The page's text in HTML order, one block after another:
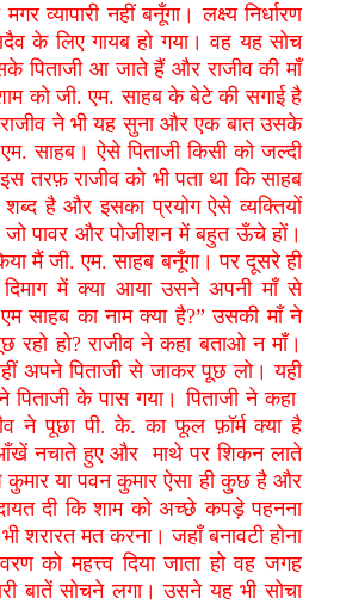
व्यापारी नहीं बनूँगा। लक्ष्य निर्धारण
के लिए गायब हो गया। वह यह सोच
पिताजी आ जाते हैं और राजीव की माँ
को जी. एम. साहब के बेटे की सगाई है
ने भी यह सुना और एक बात उसके
साहब। ऐसे पिताजी किसी को जल्दी
तरफ़ राजीव को भी पता था कि साहब
है और इसका प्रयोग ऐसे व्यक्तियों
जो पावर और पोजीशन में बहुत ऊँचे हों।
मैं जी. एम. साहब बनूँगा। पर दूसरे ही
में क्या आया उसने अपनी माँ से
साहब का नाम क्या है?” उसकी माँ ने
रहो हो?राजीव ने कहा बताओ न माँ।
अपने पिताजी से जाकर पूछ लो। यही
के पास गया। पिताजी ने कहा
ने पूछा पी. के. का फूल फ़ॉर्म क्या है
नचाते हुए और माथे पर शिकन लाते
कुमार या पवन कुमार ऐसा ही कुछ है और
दी कि शाम को अच्छे कपड़े पहनना
शरारत मत करना। जहाँ बनावटी होना
को महत्त्व दिया जाता हो वह जगह
बातें सोचने लगा। उसने यह भी सोचा